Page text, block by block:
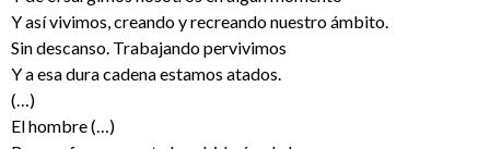
Y así vivimos, creando y recreando nuestro ámbito.
Sin descanso. Trabajando pervivimos
Y a esa dura cadena estamos atados.
(…)
El hombre (…)